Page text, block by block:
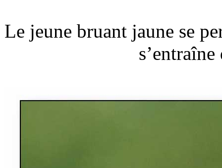
Le jeune bruant jaune se